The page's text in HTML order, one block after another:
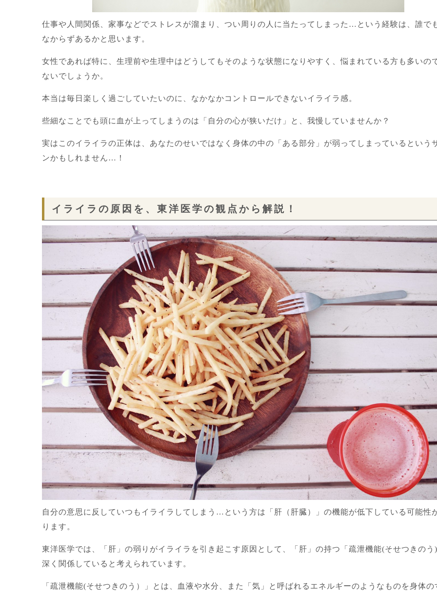
仕事や人間関係、家事などでストレスが溜まり、つい周りの人に当たってしまった…という経験は、誰で
なからずあるかと思います。
女性であれば特に、生理前や生理中はどうしてもそのような状態になりやすく、悩まれている方も多いの
ないでしょうか。
本当は毎日楽しく過ごしていたいのに、なかなかコントロールできないイライラ感。
些細なことでも頭に血が上ってしまうのは「自分の心が狭いだけ」と、我慢していませんか？
実はこのイライラの正体は、あなたのせいではなく身体の中の「ある部分」が弱ってしまっているという
ンかもしれません…！
イライラの原因を、東洋医学の観点から解説！
自分の意思に反していつもイライラしてしまう…という方は「肝（肝臓）」の機能が低下している可能性
ります。
東洋医学では、「肝」の弱りがイライラを引き起こす原因として、「肝」の持つ「疏泄機能(そせつきのう
深く関係していると考えられています。
「疏泄機能(そせつきのう）」とは、血液や水分、また「気」と呼ばれるエネルギーのようなものを身体の